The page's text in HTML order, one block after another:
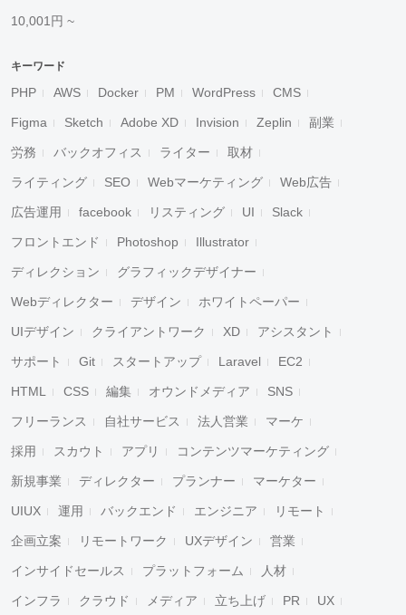
10,001円 ~
キーワード
PHP AWS Docker PM WordPress CMS
Figma Sketch Adobe XD Invision Zeplin 副業
労務 バックオフィス ライター 取材
ライティング SEO Webマーケティング Web広告
広告運用 facebook リスティング UI Slack
フロントエンド Photoshop Illustrator
ディレクション グラフィックデザイナー
Webディレクター デザイン ホワイトペーパー
UIデザイン クライアントワーク XD アシスタント
サポート Git スタートアップ Laravel EC2
HTML CSS 編集 オウンドメディア SNS
フリーランス 自社サービス 法人営業 マーケ
採用 スカウト アプリ コンテンツマーケティング
新規事業 ディレクター プランナー マーケター
UIUX 運用 バックエンド エンジニア リモート
企画立案 リモートワーク UXデザイン 営業
インサイドセールス プラットフォーム 人材
インフラ クラウド メディア 立ち上げ PR UX